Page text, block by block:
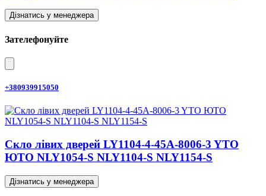
Дізнатись у менеджера
Зателефонуйте
+380939915050
Скло лівих дверей LY1104-4-45A-8006-3 YTO
ЮТО NLY1054-S NLY1104-S NLY1154-S
Дізнатись у менеджера